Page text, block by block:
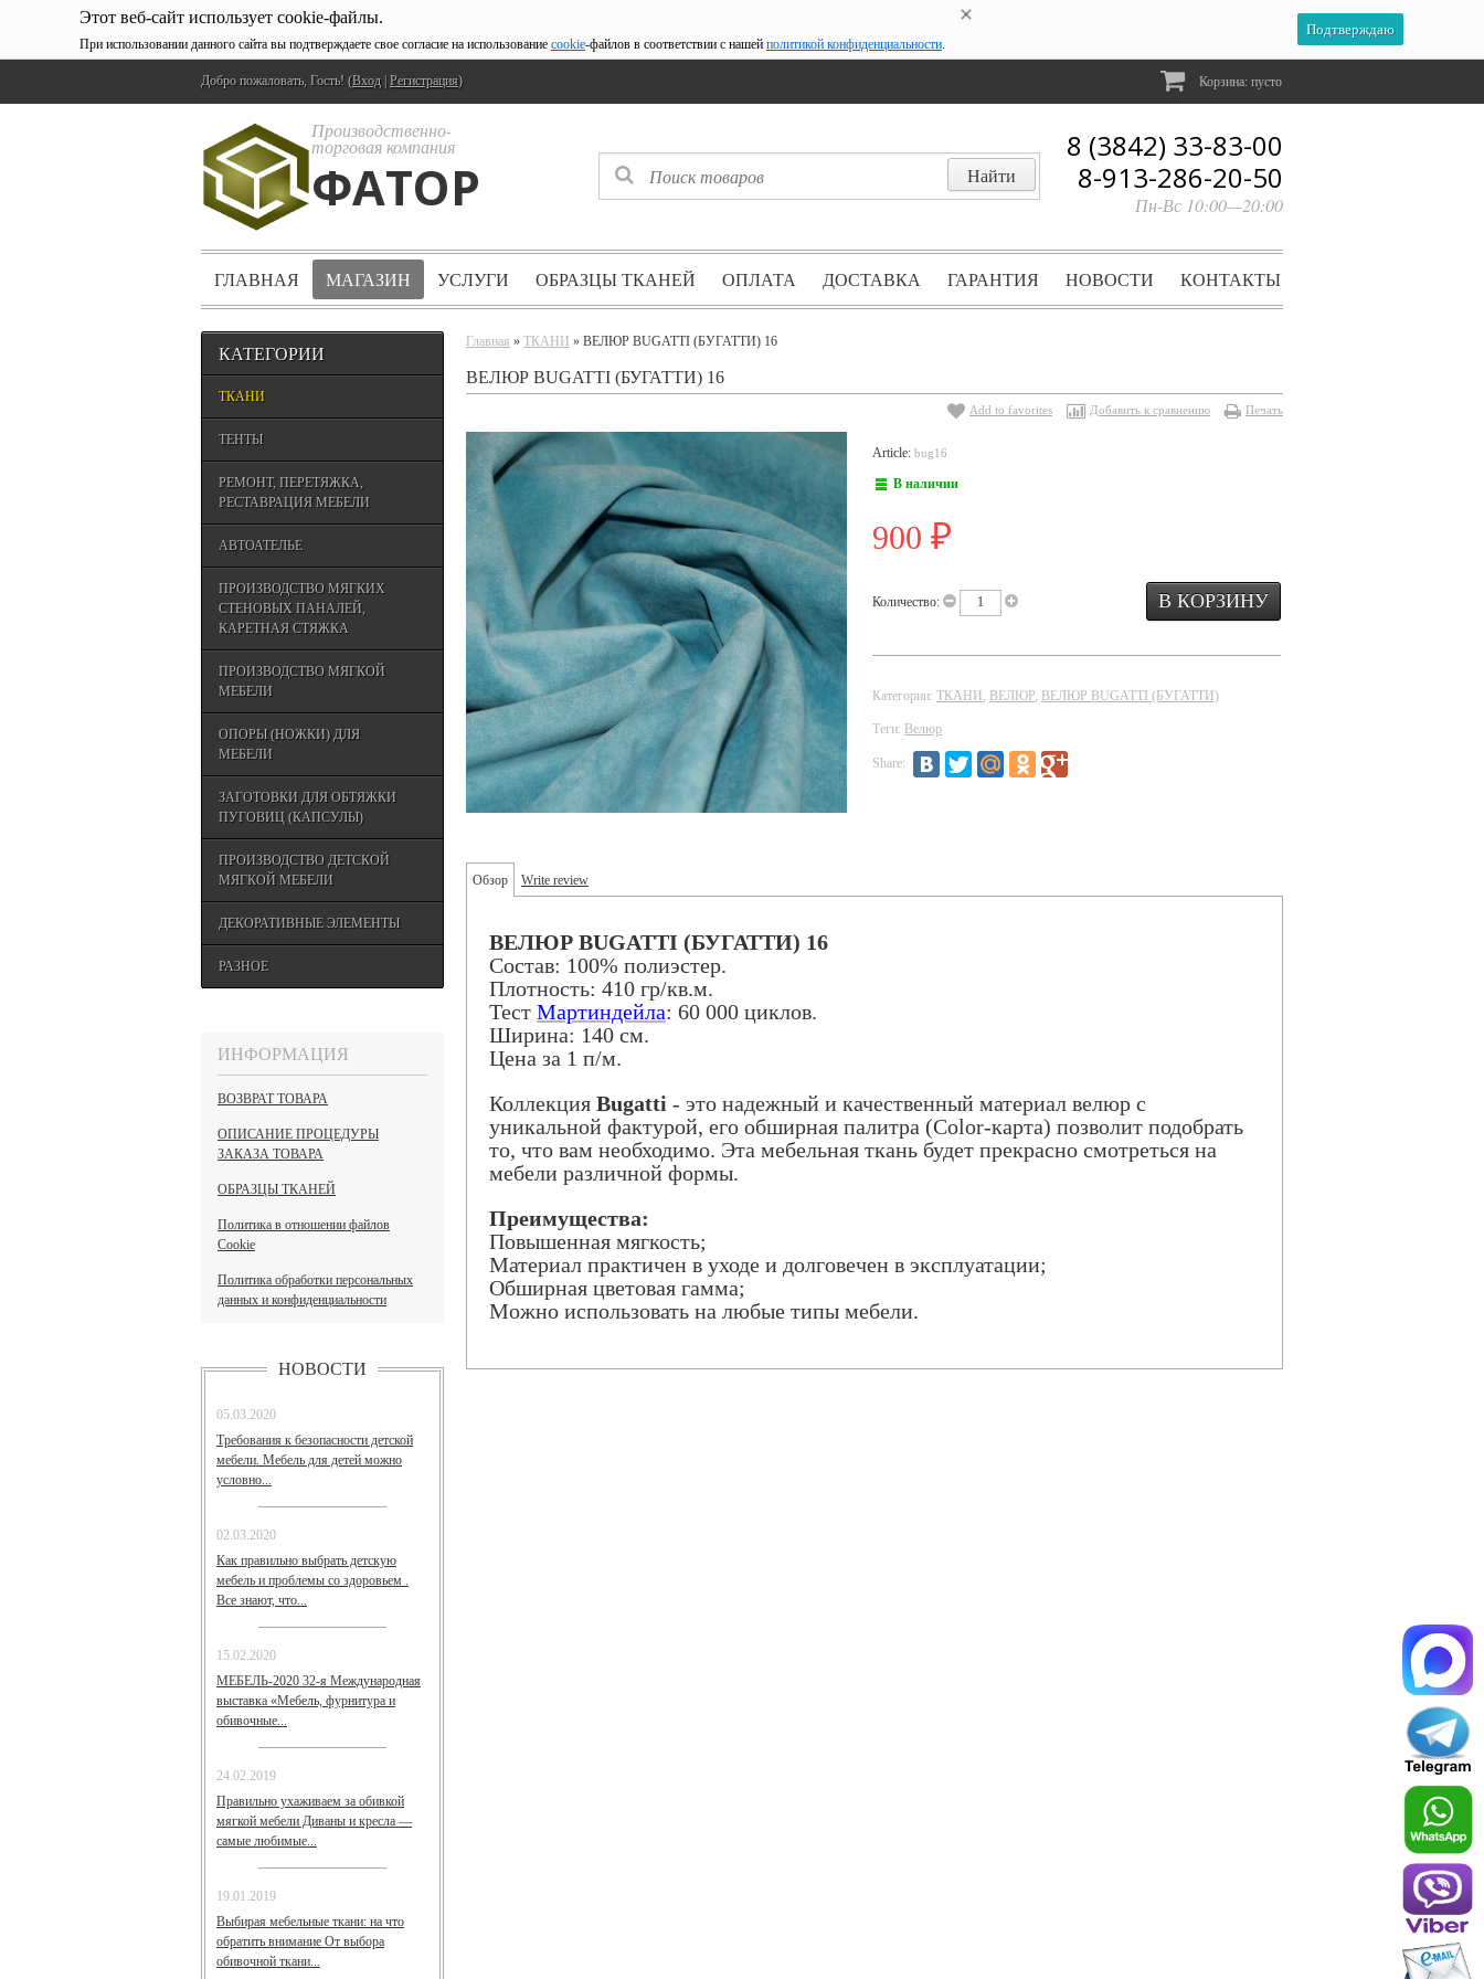
Этот веб-сайт использует cookie-файлы.
При использовании данного сайта вы подтверждаете свое согласие на использование cookie-файлов в соответствии с нашей политикой конфиденциальности.
Подтверждаю
Добро пожаловать, Гость! (Вход Регистрация) Корзина: пусто
Производственно-
торговая компания
ФАТОР
8 (3842) 33-83-00
8-913-286-20-50
Пн-Вс 10:00—20:00
ГЛАВНАЯ МАГАЗИН УСЛУГИ ОБРАЗЦЫ ТКАНЕЙ ОПЛАТА ДОСТАВКА ГАРАНТИЯ НОВОСТИ КОНТАКТЫ
КАТЕГОРИИ
ТКАНИ
ТЕНТЫ
РЕМОНТ, ПЕРЕТЯЖКА,
РЕСТАВРАЦИЯ МЕБЕЛИ
АВТОАТЕЛЬЕ
ПРОИЗВОДСТВО МЯГКИХ
СТЕНОВЫХ ПАНАЛЕЙ,
КАРЕТНАЯ СТЯЖКА
ПРОИЗВОДСТВО МЯГКОЙ
МЕБЕЛИ
ОПОРЫ (НОЖКИ) ДЛЯ
МЕБЕЛИ
ЗАГОТОВКИ ДЛЯ ОБТЯЖКИ
ПУГОВИЦ (КАПСУЛЫ)
ПРОИЗВОДСТВО ДЕТСКОЙ
МЯГКОЙ МЕБЕЛИ
ДЕКОРАТИВНЫЕ ЭЛЕМЕНТЫ
РАЗНОЕ
ИНФОРМАЦИЯ
ВОЗВРАТ ТОВАРА
ОПИСАНИЕ ПРОЦЕДУРЫ
ЗАКАЗА ТОВАРА
ОБРАЗЦЫ ТКАНЕЙ
Политика в отношении файлов
Cookie
Политика обработки персональных
данных и конфиденциальности
НОВОСТИ
05.03.2020
Требования к безопасности детской
мебели. Мебель для детей можно
условно...
02.03.2020
Как правильно выбрать детскую
мебель и проблемы со здоровьем .
Все знают, что...
15.02.2020
МЕБЕЛЬ-2020 32-я Международная
выставка «Мебель, фурнитура и
обивочные...
24.02.2019
Правильно ухаживаем за обивкой
мягкой мебели Диваны и кресла —
самые любимые...
19.01.2019
Выбирая мебельные ткани: на что
обратить внимание От выбора
обивочной ткани...
Главная » ТКАНИ » ВЕЛЮР BUGATTI (БУГАТТИ) 16
ВЕЛЮР BUGATTI (БУГАТТИ) 16
Add to favorites Добавить к сравнению Печать
Article: bug16
В наличии
900 ₽
Количество:
Категории: ТКАНИ , ВЕЛЮР, ВЕЛЮР BUGATTI (БУГАТТИ)
Теги: Велюр
Share:
Обзор Write review
ВЕЛЮР BUGATTI (БУГАТТИ) 16
Состав: 100% полиэстер.
Плотность: 410 гр/кв.м.
Тест Мартиндейла: 60 000 циклов.
Ширина: 140 см.
Цена за 1 п/м.
Коллекция Bugatti - это надежный и качественный материал велюр с
уникальной фактурой, его обширная палитра (Color-карта) позволит подобрать
то, что вам необходимо. Эта мебельная ткань будет прекрасно смотреться на
мебели различной формы.
Преимущества:
Повышенная мягкость;
Материал практичен в уходе и долговечен в эксплуатации;
Обширная цветовая гамма;
Можно использовать на любые типы мебели.